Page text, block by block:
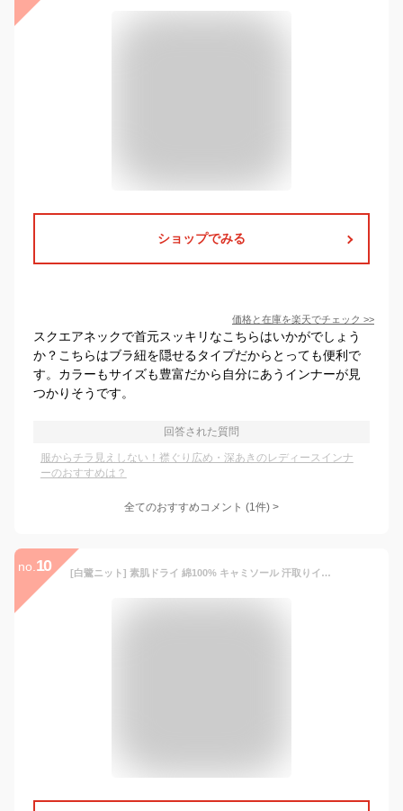
ショップでみる
価格と在庫を楽天でチェック >>
スクエアネックで首元スッキリなこちらはいかがでしょう
か？こちらはブラ紐を隠せるタイプだからとっても便利で
す。カラーもサイズも豊富だから自分にあうインナーが見
つかりそうです。
回答された質問
服からチラ見えしない！襟ぐり広め・深あきのレディースインナ
ーのおすすめは？
全てのおすすめコメント (1件) >
no. 10 [白鷺ニット] 素肌ドライ 綿100% キャミソール 汗取りインナー レディース 肌着 汗取りパット付き 大きいサイズ M9480P-E (ネイビー, M)